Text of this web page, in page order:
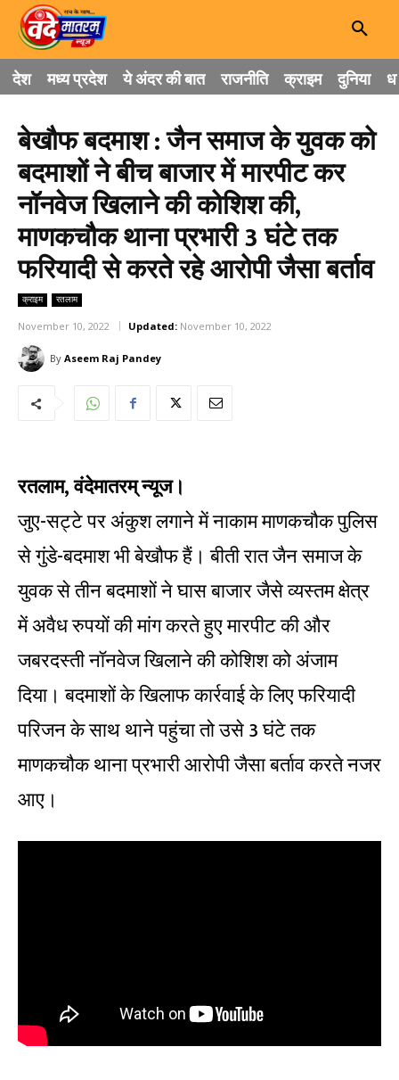
देश मध्य प्रदेश ये अंदर की बात राजनीति क्राइम दुनिया
बेखौफ बदमाश : जैन समाज के युवक को
बदमाशों ने बीच बाजार में मारपीट कर
नॉनवेज खिलाने की कोशिश की,
माणकचौक थाना प्रभारी 3 घंटे तक
फरियादी से करते रहे आरोपी जैसा बर्ताव
क्राइम रतलाम
November 10, 2022 Updated: November 10, 2022
By Aseem Raj Pandey
रतलाम, वंदेमातरम् न्यूज।
जुए-सट्टे पर अंकुश लगाने में नाकाम माणकचौक पुलिस
से गुंडे-बदमाश भी बेखौफ हैं। बीती रात जैन समाज के
युवक से तीन बदमाशों ने घास बाजार जैसे व्यस्तम क्षेत्र
में अवैध रुपयों की मांग करते हुए मारपीट की और
जबरदस्ती नॉनवेज खिलाने की कोशिश को अंजाम
दिया। बदमाशों के खिलाफ कार्रवाई के लिए फरियादी
परिजन के साथ थाने पहुंचा तो उसे 3 घंटे तक
माणकचौक थाना प्रभारी आरोपी जैसा बर्ताव करते नजर
आए।